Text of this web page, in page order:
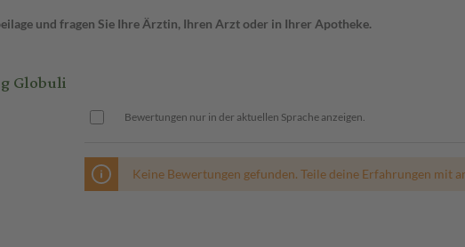
und fragen Sie Ihre Ärztin, Ihren Arzt oder in Ihrer Apotheke.
Globuli
Bewertungen nur in der aktuellen Sprache anzeigen.
Keine Bewertungen gefunden. Teile deine Erfahrungen mit